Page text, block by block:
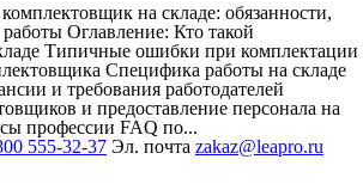
на складе: обязанности,
Оглавление: Кто такой
Типичные ошибки при комплектации
Специфика работы на складе
и требования работодателей
и предоставление персонала на
профессии FAQ по...
555-32-37 Эл. почта zakaz@leapro.ru